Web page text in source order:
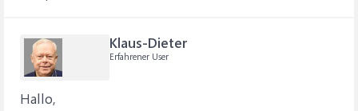
Klaus-Dieter
Erfahrener User
Hallo,